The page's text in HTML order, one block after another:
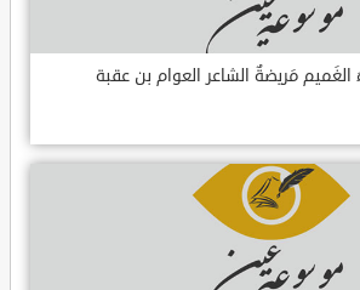
مَريضةٌ الشاعر العوام بن عقبة